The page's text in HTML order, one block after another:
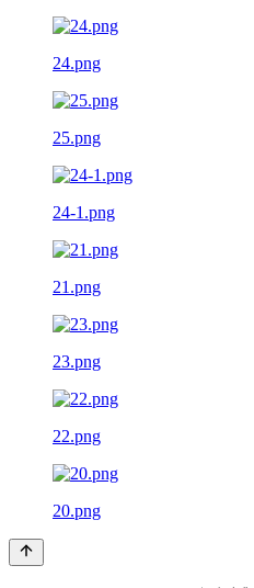
24.png
25.png
24-1.png
21.png
23.png
22.png
20.png